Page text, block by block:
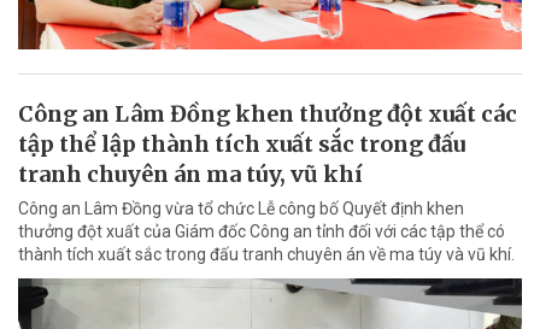
Công an Lâm Đồng khen thưởng đột xuất các
tập thể lập thành tích xuất sắc trong đấu
tranh chuyên án ma túy, vũ khí
Công an Lâm Đồng vừa tổ chức Lễ công bố Quyết định khen
thưởng đột xuất của Giám đốc Công an tỉnh đối với các tập thể có
thành tích xuất sắc trong đấu tranh chuyên án về ma túy và vũ khí.